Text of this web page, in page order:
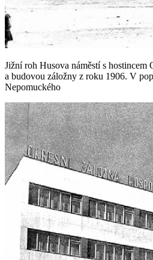
Jižní roh Husova náměstí s hostincem
a budovou záložny z roku 1906. V
Nepomuckého